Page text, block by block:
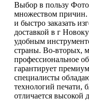
Выбор в пользу
множеством причин.
и быстро заказать
доставкой в г
удобным
страны. Во-вторых,
профессиональное
гарантирует
специалисты
технологий печати,
отличается высокой